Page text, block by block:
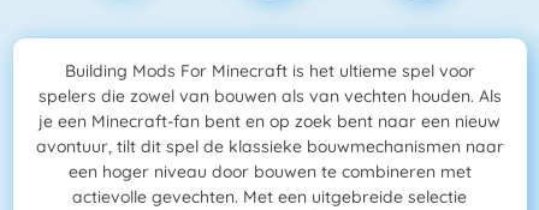
Building Mods For Minecraft is het ultieme spel voor
spelers die zowel van bouwen als van vechten houden. Als
je een Minecraft-fan bent en op zoek bent naar een nieuw
avontuur, tilt dit spel de klassieke bouwmechanismen naar
een hoger niveau door bouwen te combineren met
actievolle gevechten. Met een uitgebreide selectie